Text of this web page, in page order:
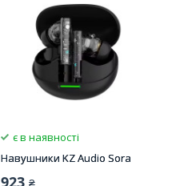
є в наявності
Навушники KZ Audio Sora